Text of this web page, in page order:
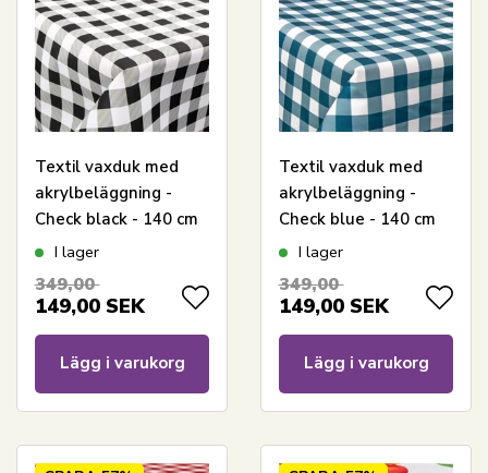
Textil vaxduk med
akrylbeläggning -
Check black - 140 cm
bred - På metervara
I lager
349,00
149,00 SEK
Lägg i varukorg
Textil vaxduk med
akrylbeläggning -
Check blue - 140 cm
bred - På metervara
I lager
349,00
149,00 SEK
Lägg i varukorg